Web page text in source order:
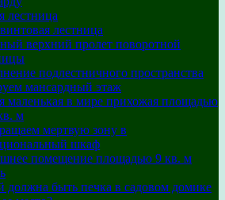
лестница
лестница
верхний пролет поворотной
подлестничного пространства
мансардный этаж
маленькая в мире прихожая площадью
м
мертвую зону в
шкаф
помещение площадью 9 кв. м
должна быть печка в садовом домике